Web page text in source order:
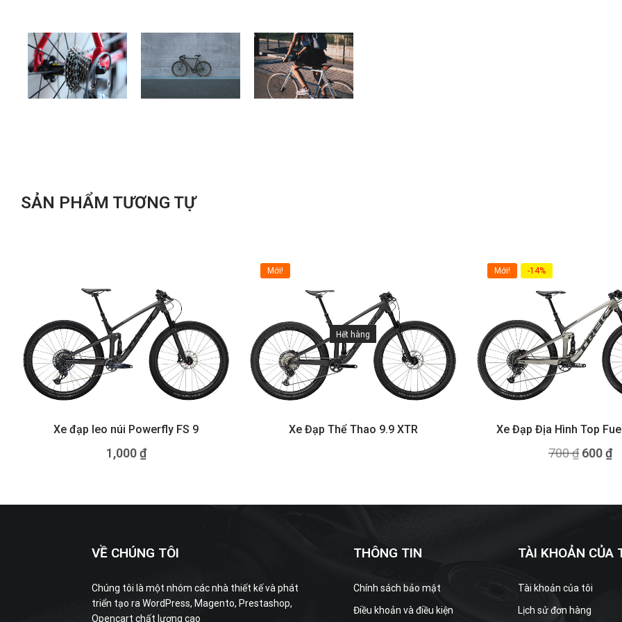
SẢN PHẨM TƯƠNG TỰ
Xe đạp leo núi Powerfly FS 9
1,000₫
Mới!
Hết hàng
Xe Đạp Thể Thao 9.9 XTR
Mới! -14%
Xe Đạp Địa Hình Top
700₫ 600₫
VỀ CHÚNG TÔI
Chúng tôi là một nhóm các nhà thiết kế và phát
triển tạo ra WordPress, Magento, Prestashop,
Opencart chất lượng cao
THÔNG TIN
Chính sách bảo mật
Điều khoản và điều kiện
TÀI KHOẢN CỦA
Tài khoản của tôi
Lịch sử đơn hàng